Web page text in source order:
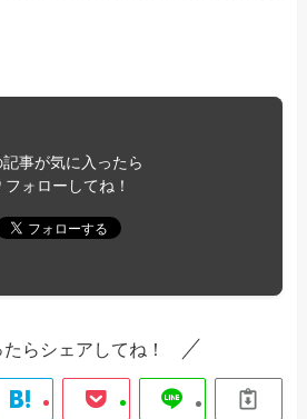
記事が気に入ったら
フォローしてね！
たらシェアしてね！